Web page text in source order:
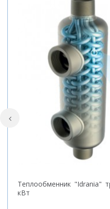
Теплообменник "Idrania"
кВт